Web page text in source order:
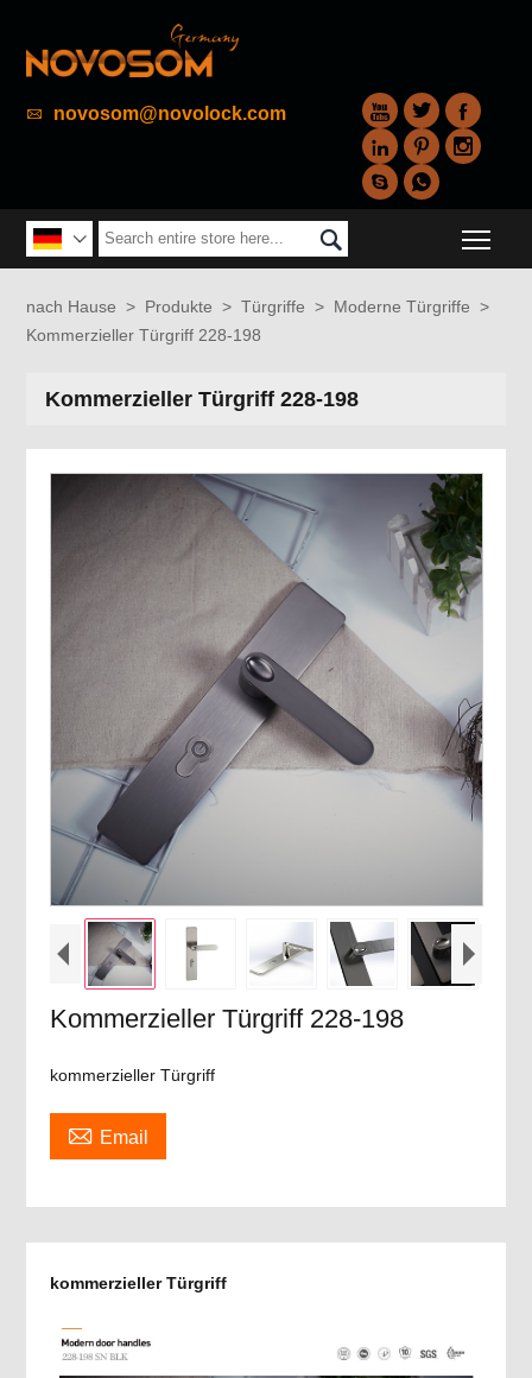
 novosom@novolock.com  






 
nach Hause > Produkte > Türgriffe > Moderne Türgriffe >
Kommerzieller Türgriff 228-198
Kommerzieller Türgriff 228-198
Kommerzieller Türgriff 228-198
kommerzieller Türgriff
 Email
kommerzieller Türgriff